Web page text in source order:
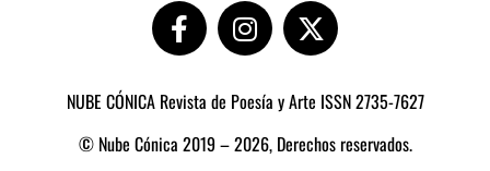
NUBE CÓNICA Revista de Poesía y Arte ISSN 2735-7627
© Nube Cónica 2019 – 2026, Derechos reservados.